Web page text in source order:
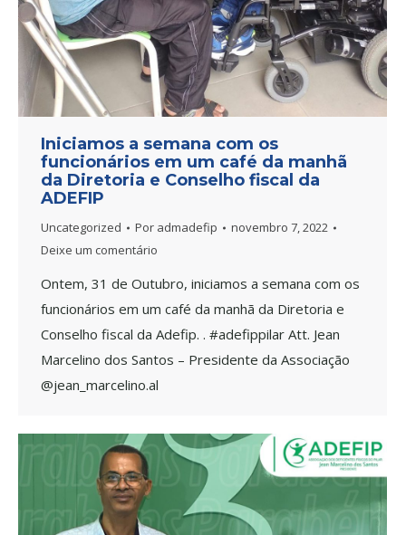
Iniciamos a semana com os
funcionários em um café da manhã
da Diretoria e Conselho fiscal da
ADEFIP
Uncategorized Por admadefip
novembro 7, 2022
Deixe um comentário
Ontem, 31 de Outubro, iniciamos a semana com os
funcionários em um café da manhã da Diretoria e
Conselho fiscal da Adefip. . #adefippilar Att. Jean
Marcelino dos Santos – Presidente da Associação
@jean_marcelino.al